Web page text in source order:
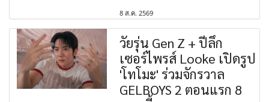
8 ส.ค. 2569
วัยรุ่น Gen Z + ปีลึก
เซอร์ไพรส์ Looke เปิดรูป
'โทโมะ' ร่วมจักรวาล
GELBOYS 2 ตอนแรก 8